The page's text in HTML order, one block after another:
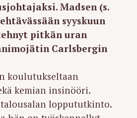
Madsen (s.
syyskuun
pitkän uran
Carlsbergin
koulutukseltaan
kemian insinööri.
loppututkinto.